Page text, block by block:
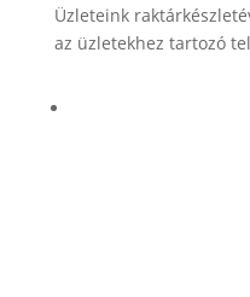
Üzleteink
az üzletekhez tartozó